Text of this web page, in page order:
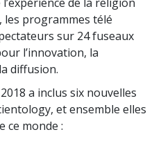
les programmes télé
sur 24 fuseaux
l’innovation, la
diffusion.
a inclus six nouvelles
et ensemble elles
ce monde :